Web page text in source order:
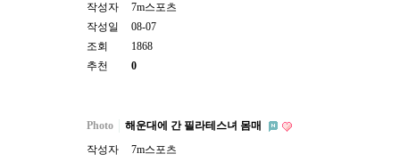
작성자
7m스포츠
작성일
08-07
조회
1868
추천
0
Photo
해운대에 간 필라테스녀 몸매
작성자
7m스포츠